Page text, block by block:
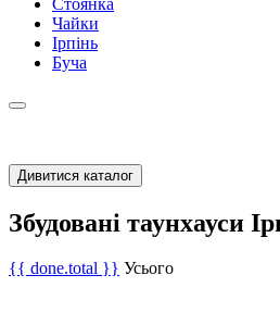
Чайки
Ірпінь
Буча
Дивитися каталог
Збудовані таунхауси
{{ done.total }} Усього